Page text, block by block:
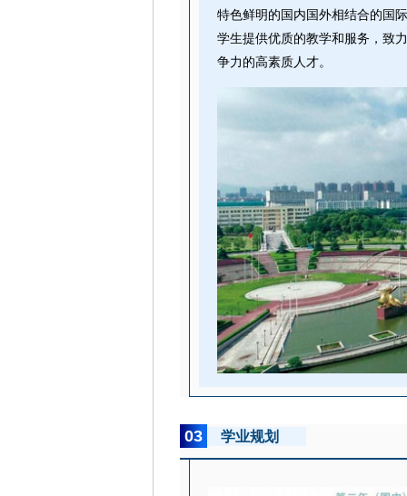
特色鲜明的国内国外相结合的国
学生提供优质的教学和服务，致
争力的高素质人才。
03 学业规划